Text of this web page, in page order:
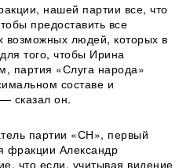
нашей партии все, что
предоставить все
возможных людей, которых в
того, чтобы Ирина
партия «Слуга народа»
составе и
сказал он.
партии «СН», первый
фракции Александр
что если, учитывая видение